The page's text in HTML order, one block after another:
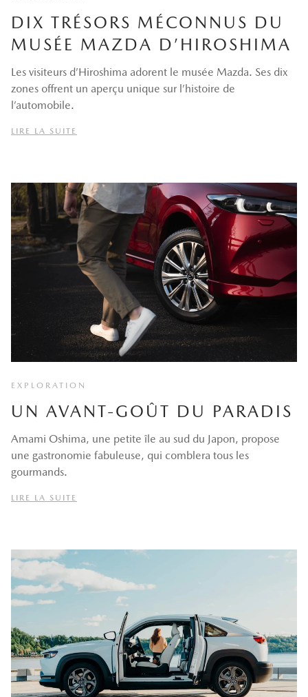
DIX TRÉSORS MÉCONNUS DU
MUSÉE MAZDA D’HIROSHIMA
Les visiteurs d’Hiroshima adorent le musée Mazda. Ses dix
zones offrent un aperçu unique sur l’histoire de
l’automobile.
LIRE LA SUITE
EXPLORATION
UN AVANT-GOÛT DU PARADIS
Amami Oshima, une petite île au sud du Japon, propose
une gastronomie fabuleuse, qui comblera tous les
gourmands.
LIRE LA SUITE